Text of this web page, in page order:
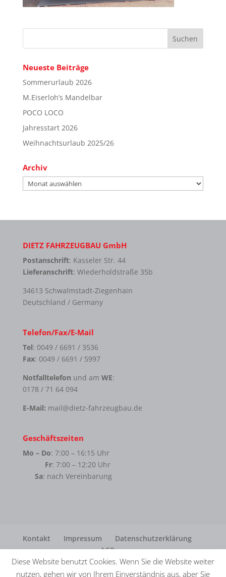
Neueste Beiträge
Sommerurlaub 2026
M.Eiserloh’s Mandelbar
POCO LOCO
Jahresstart 2026
Weihnachtsurlaub 2025/26
Archiv
Archiv
DIETZ FAHRZEUGBAU GmbH
Postanschrift: Kasseler Str. 44
Lieferanschrift: Wiederholdstraße 35b
34613 Schwalmstadt-Ziegenhain
Deutschland / Germany
Telefon/Fax/E-Mail
Tel: 0049 / 6691 / 3536
Fax: 0049 / 6691 / 5997
Notfalltelefon und am WE:
0178 / 71 64 094
E-Mail: mail@dietz-fahrzeugbau.de
Geschäftszeiten
Mo – Do: 7:00 – 16:15 Uhr
Fr: 7:00 – 12:20 Uhr
Sa: nach Vereinbarung
Kontakt Impressum
Datenschutzerklärung
AGB
Diese Website benutzt Cookies. Wenn Sie die Website weiter
nutzen, gehen wir von Ihrem Einverständnis aus, aber Sie